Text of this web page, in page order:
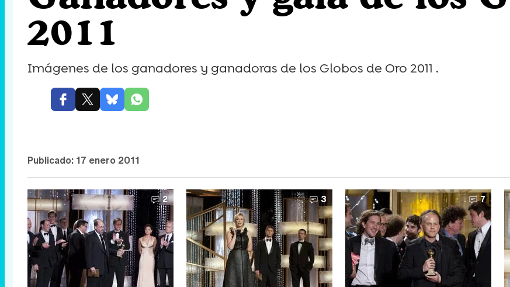
2011
Imágenes de los ganadores y ganadoras de los Globos de Oro 2011 .
Publicado: 17 enero 2011
2 3 7